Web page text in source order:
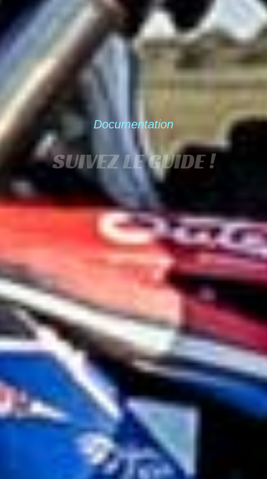
Documentation
SUIVEZ LE GUIDE !